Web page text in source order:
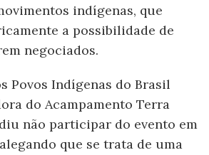
indígenas, que
a possibilidade de
negociados.
Povos Indígenas do Brasil
do Acampamento Terra
não participar do evento em
que se trata de uma